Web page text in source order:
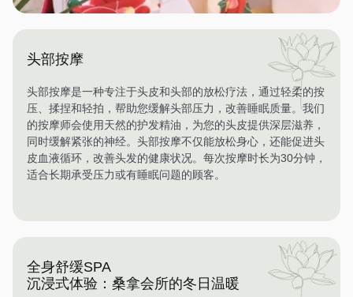
头部按摩
头部按摩是一种专注于头皮和头部的放松疗法，通过轻柔的按
压、揉捏和轻拍，帮助您缓解头部压力，改善睡眠质量。我们
的按摩师会使用天然的护发精油，为您的头皮提供深层滋养，
同时缓解紧张的神经。头部按摩不仅能放松身心，还能促进头
皮血液循环，改善头发的健康状况。每次按摩时长为30分钟，
适合长期承受压力或有睡眠问题的顾客。
全身舒缓SPA
沉浸式体验：桑拿会所的冬日温暖